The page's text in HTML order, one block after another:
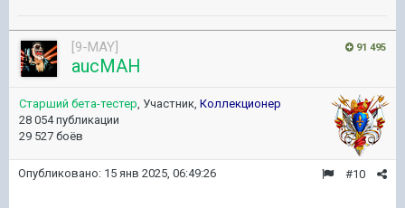
91 495
[9-MAY]
aucMAH
Старший бета-тестер, Участник, Коллекционер
28 054 публикации
29 527 боёв
#10
Опубликовано: 15 янв 2025, 06:49:26